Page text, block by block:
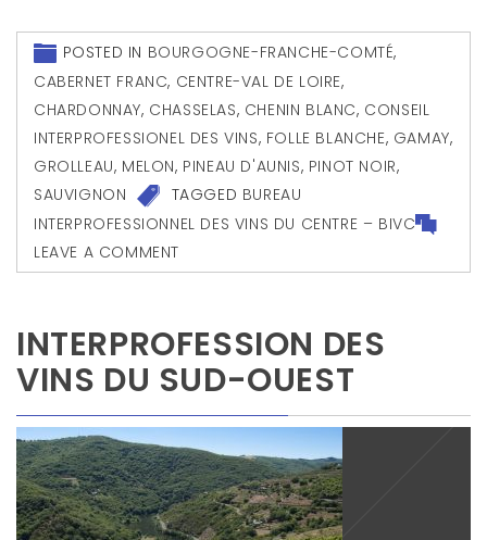
POSTED IN BOURGOGNE-FRANCHE-COMTÉ,
CABERNET FRANC, CENTRE-VAL DE LOIRE,
CHARDONNAY, CHASSELAS, CHENIN BLANC, CONSEIL
INTERPROFESSIONEL DES VINS, FOLLE BLANCHE, GAMAY,
GROLLEAU, MELON, PINEAU D'AUNIS, PINOT NOIR,
SAUVIGNON
TAGGED BUREAU
INTERPROFESSIONNEL DES VINS DU CENTRE – BIVC
LEAVE A COMMENT
INTERPROFESSION DES
VINS DU SUD-OUEST